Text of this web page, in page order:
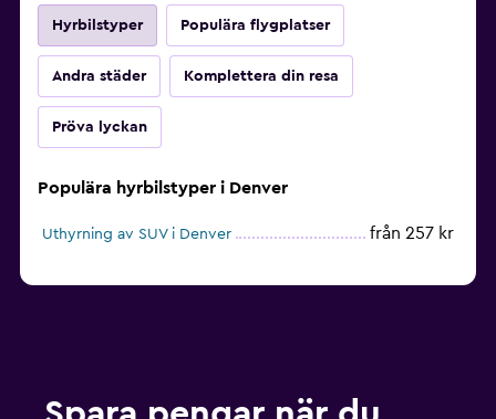
Hyrbilstyper Populära flygplatser
Andra städer Komplettera din resa
Pröva lyckan
Populära hyrbilstyper i Denver
Uthyrning av SUV i Denver från 257 kr